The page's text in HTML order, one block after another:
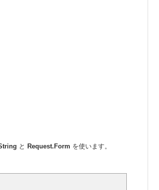
と Request.Form を使います。